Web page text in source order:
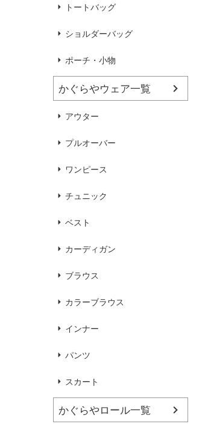
ハンドバッグ
ブラウス
麻（無地）
麻12%、ラミー12%、
トートバッグ
ショルダーバッグ
ポーチ・小物
かぐらやウェア一覧
アウター
プルオーバー
ワンピース
チュニック
ベスト
カーディガン
ブラウス
カラーブラウス
インナー
パンツ
スカート
かぐらやロール一覧